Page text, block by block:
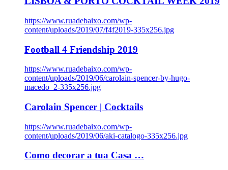
https://www.ruadebaixo.com/wp-
content/uploads/2019/07/f4f2019-335x256.jpg
Football 4 Friendship 2019
https://www.ruadebaixo.com/wp-
content/uploads/2019/06/carolain-spencer-by-hugo-
macedo_2-335x256.jpg
Carolain Spencer | Cocktails
https://www.ruadebaixo.com/wp-
content/uploads/2019/06/aki-catalogo-335x256.jpg
Como decorar a tua Casa …